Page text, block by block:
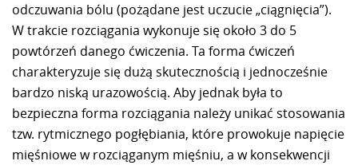
odczuwania bólu (pożądane jest uczucie „ciągnięcia”).
W trakcie rozciągania wykonuje się około 3 do 5
powtórzeń danego ćwiczenia. Ta forma ćwiczeń
charakteryzuje się dużą skutecznością i jednocześnie
bardzo niską urazowością. Aby jednak była to
bezpieczna forma rozciągania należy unikać stosowania
tzw. rytmicznego pogłębiania, które prowokuje napięcie
mięśniowe w rozciąganym mięśniu, a w konsekwencji